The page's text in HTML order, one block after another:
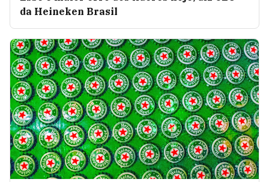
da Heineken Brasil